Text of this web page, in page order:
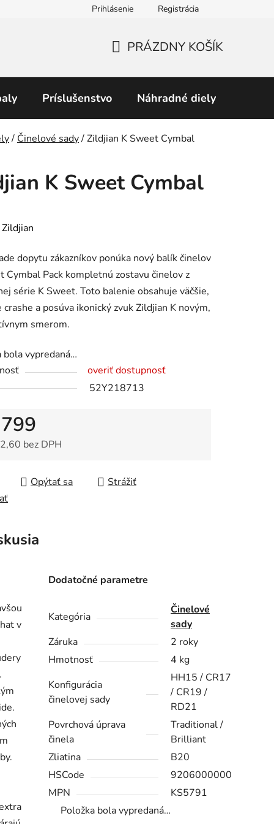
Obchodné podmienky Predávané značky
Prihlásenie Registrácia
KOŠÍK
PRÁZDNY KOŠÍK
Príslušenstvo Náhradné diely
/ Činelové sady/Zildjian K Sweet Cymbal
K Sweet Cymbal
Zildjian
dopytu zákazníkov ponúka nový balík činelov
Cymbal Pack kompletnú zostavu činelov z
série K Sweet. Toto balenie obsahuje väčšie,
a posúva ikonický zvuk Zildjian K novým,
smerom.
bola vypredaná…
overiť dostupnosť
52Y218713
bez DPH
Opýtať sa
Strážiť
v
Dodatočné parametre
Kategória
Činelové
sady
Záruka
2 roky
Hmotnosť
4 kg
Konfigurácia
činelovej sady
HH15 / CR17
/ CR19 /
RD21
Povrchová úprava
činela
Traditional /
Brilliant
Zliatina
B20
HSCode
9206000000
MPN
KS5791
Položka bola vypredaná…